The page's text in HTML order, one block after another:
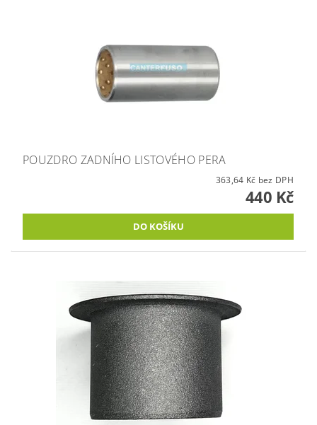
POUZDRO ZADNÍHO LISTOVÉHO PERA
363,64 Kč bez DPH
440 Kč